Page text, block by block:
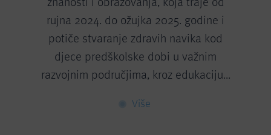
rujna 2024. do ožujka 2025. godine i
potiče stvaranje zdravih navika kod
djece predškolske dobi u važnim
razvojnim područjima, kroz edukaciju...
Više